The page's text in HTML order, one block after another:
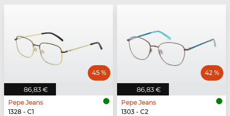
86,83 €
45 %
Pepe Jeans
1328 - C1
86,83 €
42 %
Pepe Jeans
1303 - C2